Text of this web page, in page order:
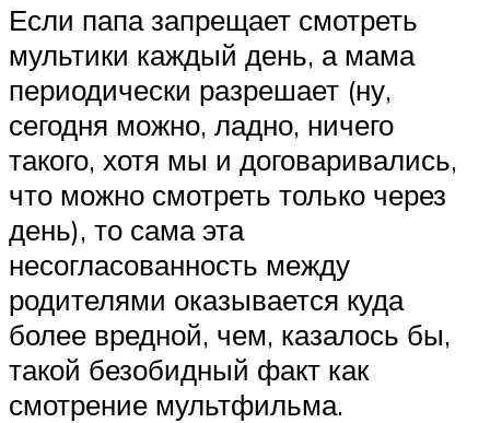
Если папа запрещает смотреть
мультики каждый день, а мама
периодически разрешает (ну,
сегодня можно, ладно, ничего
такого, хотя мы и договаривались,
что можно смотреть только через
день), то сама эта
несогласованность между
родителями оказывается куда
более вредной, чем, казалось бы,
такой безобидный факт как
смотрение мультфильма.